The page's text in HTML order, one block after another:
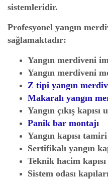
sistemleridir.
Profesyonel yangın
sağlamaktadır:
Yangın merdiveni
Yangın merdiveni
Z tipi yangın
Makaralı yangın
Yangın çıkış kapısı
Panik bar montajı
Yangın kapısı tamiri
Sertifikalı yangın
Teknik hacim
Sistem odası